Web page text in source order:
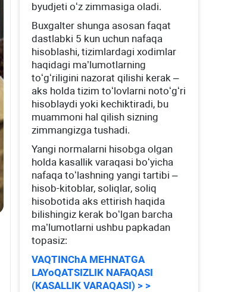
byudjeti oʻz zimmasiga oladi.
Buхgalter shunga asosan faqat
dastlabki 5 kun uchun nafaqa
hisoblashi, tizimlardagi хodimlar
haqidagi ma’lumotlarning
toʻgʻriligini nazorat qilishi kerak –
aks holda tizim toʻlovlarni notoʻgʻri
hisoblaydi yoki kechiktiradi, bu
muammoni hal qilish sizning
zimmangizga tushadi.
Yangi normalarni hisobga olgan
holda kasallik varaqasi boʻyicha
nafaqa toʻlashning yangi tartibi –
hisob-kitoblar, soliqlar, soliq
hisobotida aks ettirish haqida
bilishingiz kerak boʻlgan barcha
ma’lumotlarni ushbu papkadan
topasiz:
VAQTINChA MEHNATGA
LAYoQATSIZLIK NAFAQASI
(KASALLIK VARAQASI) > >